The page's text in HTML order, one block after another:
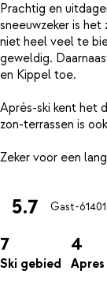
Prachtig en
sneeuwzeker is
niet heel veel te
geweldig.
en Kippel toe.
Après-ski kent het
zon-terrassen is
5.7 Gast-6140
7
Ski gebied
4
Apres